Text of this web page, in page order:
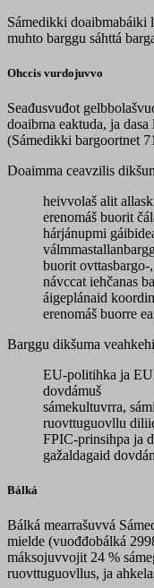
Sámedikki doaibmabáiki
muhto barggu sáhttá
Ohccis vurdojuvvo
Seađusvuđot
doaibma eaktuda, ja dasa
(Sámedikki bargoortnet
Doaimma ceavzilis
heivvolaš alit
erenomáš buorit
hárjánupmi
buorit ovttasbargo-
návccat iehčanas
áigeplánaid
erenomáš buorre
Barggu dikšuma
EU-politihka ja EU
dovdámuš
sámekultuvrra,
ruovttuguovllu
FPIC-prinsihpa ja
gažaldagaid
Bálká
Bálká mearrašuvvá
mielde (vuođđobálká
máksojuvvojit 24 %
ruovttuguovllus, ja